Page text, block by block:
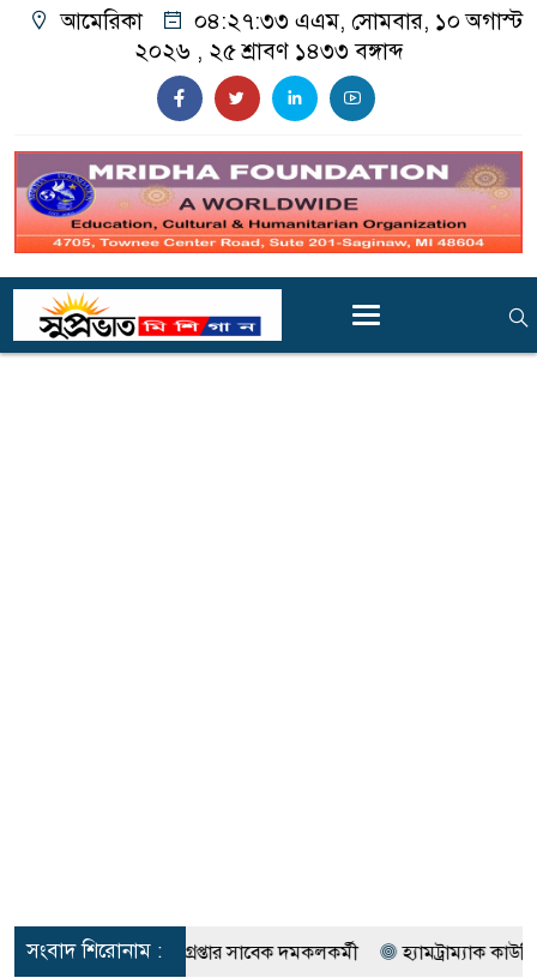
আমেরিকা ০৪:২৭:৩৫ এএম, সোমবার, ১০ অগাস্ট
২০২৬ , ২৫ শ্রাবণ ১৪৩৩ বঙ্গাব্দ
সংবাদ শিরোনাম :
ও চুরি : গ্রেপ্তার সাবেক দমকলকর্মী হ্যামট্রাম্যাক কাউন্সিলর